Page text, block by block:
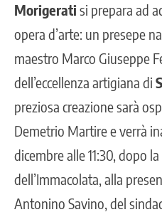
Morigeratisi prepara ad
opera d’arte: un presepe
maestro Marco Giuseppe
dell’eccellenza artigiana di
preziosa creazione sarà
Demetrio Martire e verrà
dicembre alle 11:30, dopo
dell’Immacolata, alla
Antonino Savino, del